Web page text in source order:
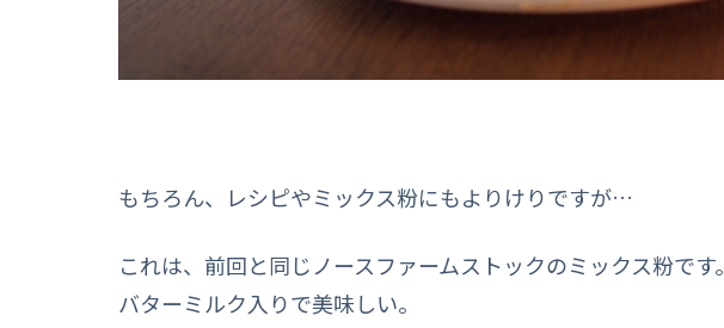
もちろん、レシピやミックス粉にもよりけりですが…
これは、前回と同じノースファームストックのミックス粉です。
バターミルク入りで美味しい。